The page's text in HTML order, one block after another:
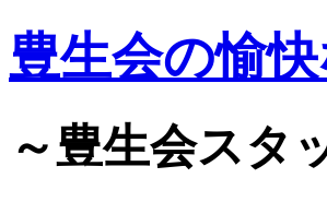
豊生会の愉
～豊生会スタ